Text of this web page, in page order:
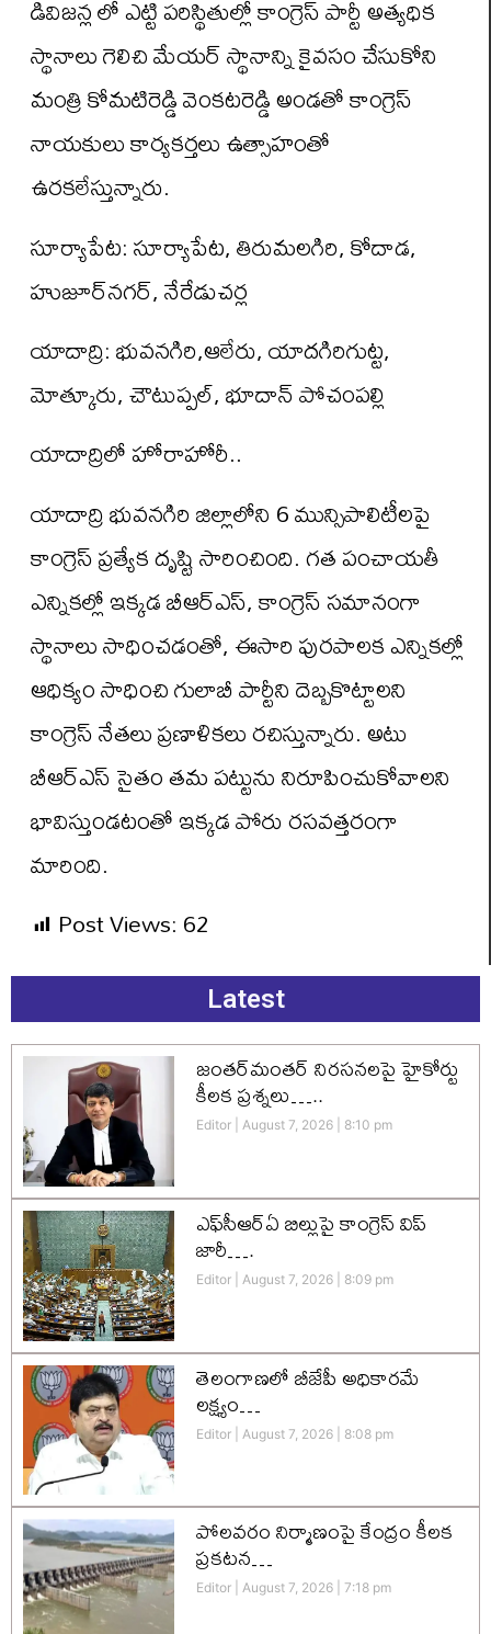
డివిజన్ల లో ఎట్టి పరిస్థితుల్లో కాంగ్రెస్ పార్టీ అత్యధిక
స్థానాలు గెలిచి మేయర్ స్థానాన్ని కైవసం చేసుకోని
మంత్రి కోమటిరెడ్డి వెంకటరెడ్డి అండతో కాంగ్రెస్
నాయకులు కార్యకర్తలు ఉత్సాహంతో
ఉరకలేస్తున్నారు.
సూర్యాపేట: సూర్యాపేట, తిరుమలగిరి, కోదాడ,
హుజూర్‌నగర్, నేరేడుచర్ల
యాదాద్రి: భువనగిరి,ఆలేరు, యాదగిరిగుట్ట,
మోత్కూరు, చౌటుప్పల్, భూదాన్ పోచంపల్లి
యాదాద్రిలో హోరాహోరీ..
యాదాద్రి భువనగిరి జిల్లాలోని 6 మున్సిపాలిటీలపై
కాంగ్రెస్ ప్రత్యేక దృష్టి సారించింది. గత పంచాయతీ
ఎన్నికల్లో ఇక్కడ బీఆర్ఎస్, కాంగ్రెస్ సమానంగా
స్థానాలు సాధించడంతో, ఈసారి పురపాలక ఎన్నికల్లో
ఆధిక్యం సాధించి గులాబీ పార్టీని దెబ్బకొట్టాలని
కాంగ్రెస్ నేతలు ప్రణాళికలు రచిస్తున్నారు. అటు
బీఆర్ఎస్ సైతం తమ పట్టును నిరూపించుకోవాలని
భావిస్తుండటంతో ఇక్కడ పోరు రసవత్తరంగా
మారింది.
Post Views:62
Latest
జంతర్‌మంతర్ నిరసనలపై హైకోర్టు
కీలక ప్రశ్నలు…..
Editor August 7, 2026 8:10 pm
ఎఫ్‌సీఆర్‌ఏ బిల్లుపై కాంగ్రెస్ విప్
జారీ….
Editor August 7, 2026 8:09 pm
తెలంగాణలో బీజేపీ అధికారమే
లక్ష్యం…
Editor August 7, 2026 8:08 pm
పోలవరం నిర్మాణంపై కేంద్రం కీలక
ప్రకటన…
Editor August 7, 2026 7:18 pm